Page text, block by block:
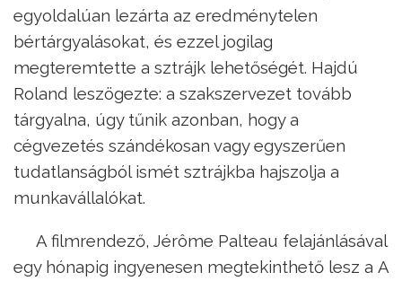
egyoldalúan lezárta az eredménytelen
bértárgyalásokat, és ezzel jogilag
megteremtette a sztrájk lehetőségét. Hajdú
Roland leszögezte: a szakszervezet tovább
tárgyalna, úgy tűnik azonban, hogy a
cégvezetés szándékosan vagy egyszerűen
tudatlanságból ismét sztrájkba hajszolja a
munkavállalókat.
A filmrendező, Jérôme Palteau felajánlásával
egy hónapig ingyenesen megtekinthető lesz a A